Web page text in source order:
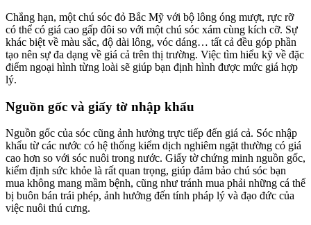
Chẳng hạn, một chú sóc đỏ Bắc Mỹ với bộ lông óng mượt, rực rỡ
có thể có giá cao gấp đôi so với một chú sóc xám cùng kích cỡ. Sự
khác biệt về màu sắc, độ dài lông, vóc dáng… tất cả đều góp phần
tạo nên sự đa dạng về giá cả trên thị trường. Việc tìm hiểu kỹ về đặc
điểm ngoại hình từng loài sẽ giúp bạn định hình được mức giá hợp
lý.
Nguồn gốc và giấy tờ nhập khẩu
Nguồn gốc của sóc cũng ảnh hưởng trực tiếp đến giá cả. Sóc nhập
khẩu từ các nước có hệ thống kiểm dịch nghiêm ngặt thường có giá
cao hơn so với sóc nuôi trong nước. Giấy tờ chứng minh nguồn gốc,
kiểm định sức khỏe là rất quan trọng, giúp đảm bảo chú sóc bạn
mua không mang mầm bệnh, cũng như tránh mua phải những cá thể
bị buôn bán trái phép, ảnh hưởng đến tính pháp lý và đạo đức của
việc nuôi thú cưng.